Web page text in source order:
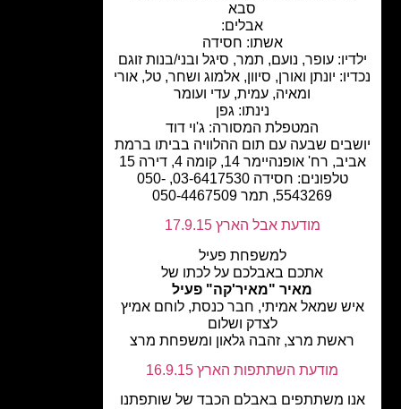
אשתו: חסידה
עופר, נועם, תמר, סיגל ובני/בנות זוגם
יונתן ואורן, סיוון, אלמוג ושחר, טל, אורי
ומאיה, עמית, עדי ועומר
נינתו: גפן
המטפלת המסורה: ג'וי דוד
שבעה עם תום ההלוויה בביתו ברמת
רח' אופנהיימר 14, קומה 4, דירה 15
טלפונים: חסידה 03-6417530, 050-
5543269, תמר 050-4467509
מודעת אבל הארץ 17.9.15
למשפחת פעיל
אתכם באבלכם על לכתו של
מאיר "מאיר'קה" פעיל
שמאל אמיתי, חבר כנסת, לוחם אמיץ
לצדק ושלום
ראשת מרצ, זהבה גלאון ומשפחת מרצ
מודעת השתתפות הארץ 16.9.15
משתתפים באבלם הכבד של שותפתנו